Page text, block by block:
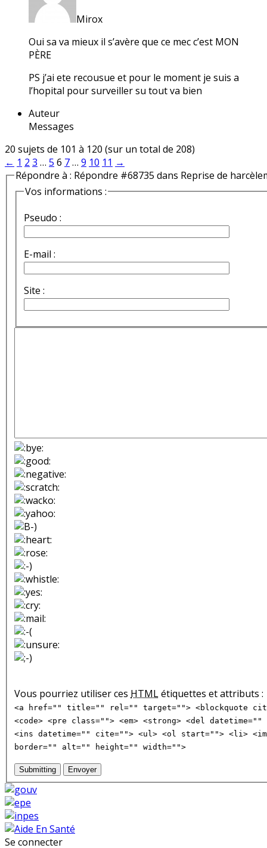
Mirox
Oui sa va mieux il s’avère que ce mec c’est MON
PÈRE
PS j’ai ete recousue et pour le moment je suis a
l’hopital pour surveiller su tout va bien
Auteur
Messages
20 sujets de 101 à 120 (sur un total de 208)
← 1 2 3 … 5 6 7… 9 10 11 →
Répondre à : Répondre #68735 dans Reprise de
Vos informations :
Pseudo :
E-mail :
Site :
Vous pourriez utiliser ces HTMLétiquettes et attributs :
<a href="" title="" rel="" target=""> <blockquote
<code> <pre class=""> <em> <strong> <del
<ins datetime="" cite=""> <ul> <ol start=""> <li>
border="" alt="" height="" width="">
Submitting Envoyer
Se connecter